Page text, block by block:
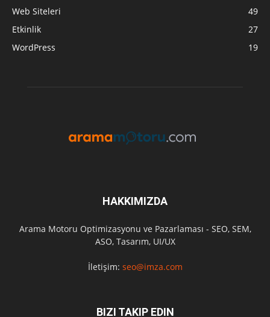
Web Siteleri
49
Etkinlik
27
WordPress
19
HAKKIMIZDA
Arama Motoru Optimizasyonu ve Pazarlaması - SEO, SEM,
ASO, Tasarım, UI/UX
İletişim: seo@imza.com
BIZI TAKIP EDIN